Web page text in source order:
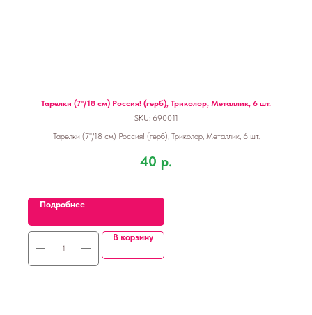
Тарелки (7''/18 см) Россия! (герб), Триколор, Металлик, 6 шт.
SKU: 690011
Тарелки (7''/18 см) Россия! (герб), Триколор, Металлик, 6 шт.
40 р.
Подробнее
В корзину